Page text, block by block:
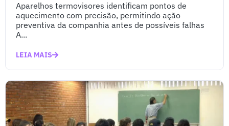
Aparelhos termovisores identificam pontos de
aquecimento com precisão, permitindo ação
preventiva da companhia antes de possíveis falhas
A...
LEIA MAIS